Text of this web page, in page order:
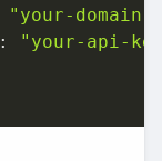
"your-
:
"your-api-